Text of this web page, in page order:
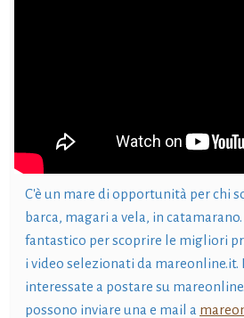
C'è un mare di opportunità per chi
barca, magari a vela, in
fantastico per scoprire le migliori
i video selezionati da mareonline.it.
interessate a postare su
possono inviare una e mail a